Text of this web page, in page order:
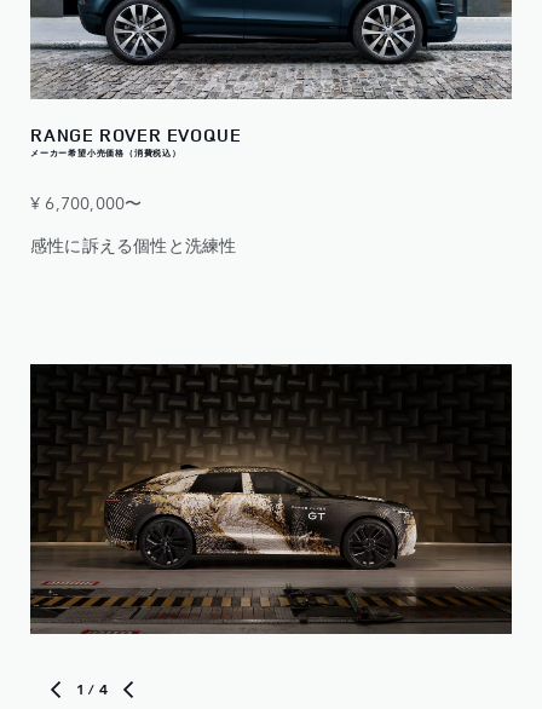
RANGE ROVER EVOQUE
メーカー希望小売価格（消費税込）
¥ 6,700,000〜
感性に訴える個性と洗練性
1 / 4